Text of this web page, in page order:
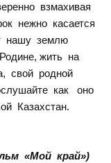
взмахивая
нежно касается
нашу землю
жить на
свой родной
как оно
Казахстан.
«Мой край»)